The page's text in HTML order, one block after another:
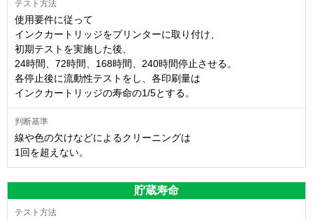
使用要件に従って
インクカートリッジをプリンターに取り付け、
初期テストを実施した後、
24時間、72時間、168時間、240時間停止させる。
各停止後に流動性テストをし、各印刷量は
インクカートリッジの寿命の1/5とする。
線や色の欠けなどによるクリーニングは
1回を超えない。
貯蔵寿命